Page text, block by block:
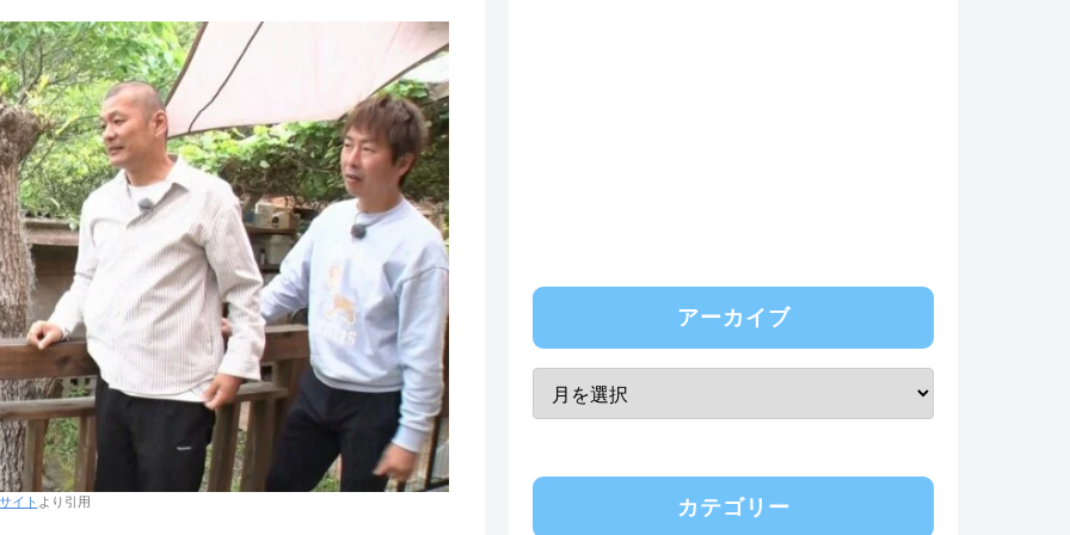
イト より引用
アーカイブ
カテゴリー